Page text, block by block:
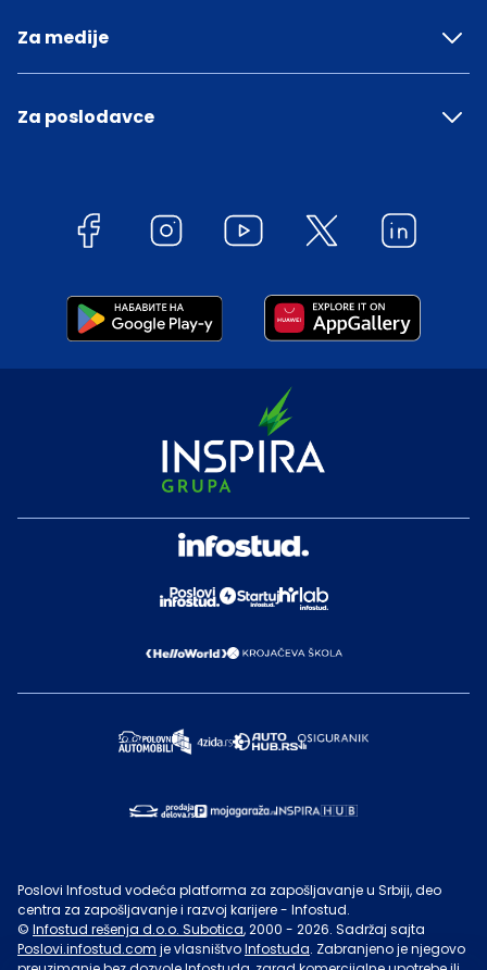
Za medije
Za poslodavce
Poslovi Infostud vodeća platforma za zapošljavanje u Srbiji, deo
centra za zapošljavanje i razvoj karijere - Infostud.
© Infostud rešenja d.o.o. Subotica, 2000 - 2026. Sadržaj sajta
Poslovi.infostud.com je vlasništvoInfostuda. Zabranjeno je njegovo